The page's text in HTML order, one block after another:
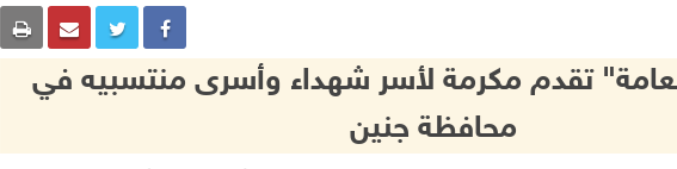
تقدم مكرمة لأسر شهداء وأسرى منتسبيه في
محافظة جنين